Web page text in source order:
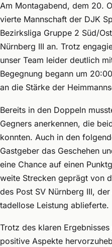
Am Montagabend, dem 20.
vierte Mannschaft der DJK
Bezirksliga Gruppe 2 Süd/
Nürnberg III an. Trotz
unser Team leider deutlich
Begegnung begann um
an die Stärke der
Bereits in den Doppeln
Gegners anerkennen, die
konnten. Auch in den
Gastgeber das Geschehen
eine Chance auf einen
weite Strecken geprägt von
des Post SV Nürnberg III,
tadellose Leistung ablieferte.
Trotz des klaren
positive Aspekte